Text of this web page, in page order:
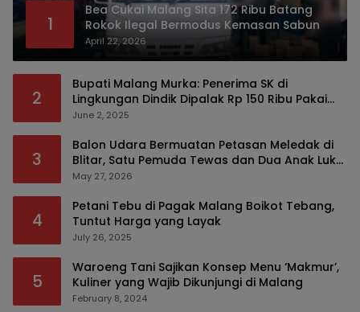
1
Bea Cukai Malang Sita 172 Ribu Batang
Rokok Ilegal Bermodus Kemasan Sabun
April 22, 2026
2
Bupati Malang Murka: Penerima SK di
Lingkungan Dindik Dipalak Rp 150 Ribu Pakai
Modus Tumpengan, KPK Turut Pantau
June 2, 2025
3
Balon Udara Bermuatan Petasan Meledak di
Blitar, Satu Pemuda Tewas dan Dua Anak Luka
Serius
May 27, 2026
4
Petani Tebu di Pagak Malang Boikot Tebang,
Tuntut Harga yang Layak
July 26, 2025
5
Waroeng Tani Sajikan Konsep Menu ‘Makmur’,
Kuliner yang Wajib Dikunjungi di Malang
February 8, 2024